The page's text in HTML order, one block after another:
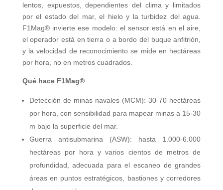
lentos, expuestos, dependientes del clima y limitados
por el estado del mar, el hielo y la turbidez del agua.
F1Mag® invierte ese modelo: el sensor está en el aire,
el operador está en tierra o a bordo del buque anfitrión,
y la velocidad de reconocimiento se mide en hectáreas
por hora, no en metros cuadrados.
Qué hace F1Mag®
Detección de minas navales (MCM): 30-70 hectáreas
por hora, con sensibilidad para mapear minas a 15-30
m bajo la superficie del mar.
Guerra antisubmarina (ASW): hasta 1.000-6.000
hectáreas por hora y varios cientos de metros de
profundidad, adecuada para el escaneo de grandes
áreas en puntos estratégicos, bastiones y corredores